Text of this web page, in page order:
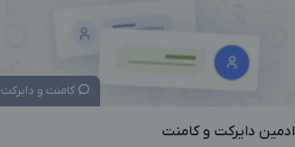
کامنت و دایرکت
ادمین دایرکت و کامنت